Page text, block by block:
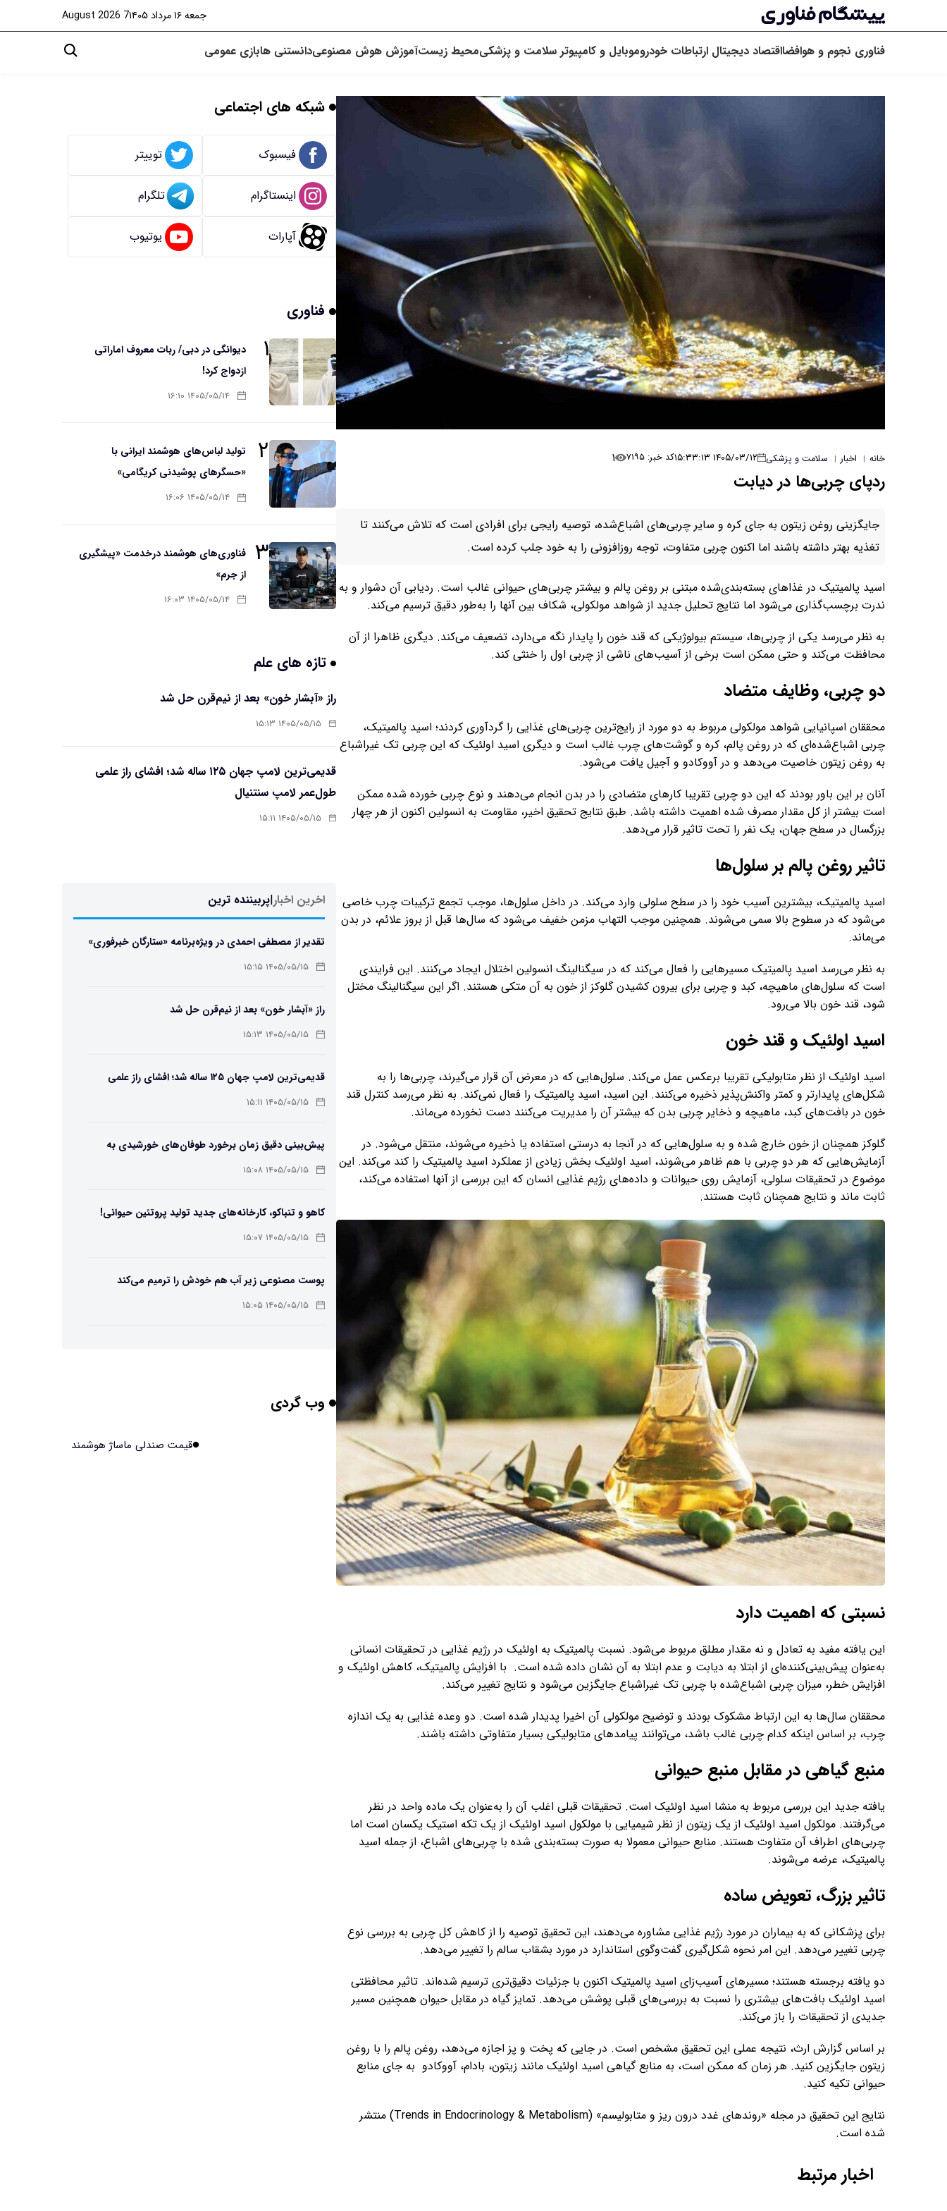
جمعه ۱۶ مرداد ۱۴۰۵ 7 August 2026
فناوری نجوم و هوافضااقتصاد دیجیتال ارتباطات خودروموبایل و کامپیوتر سلامت و پزشکیمحیط زیستآموزش هوش مصنوعیدانستنی هابازی عمومی
خانه | اخبار | سلامت و پزشکی ۱۴۰۵/۰۳/۱۲ ۱۵:۳۳:۱۳ کد خبر: ۷۱۹۵ ۱
ردپای چربی‌ها در دیابت
جایگزینی روغن زیتون به جای کره و سایر چربی‌های اشباع‌شده، توصیه رایجی برای افرادی است که تلاش می‌کنند تا
تغذیه بهتر داشته باشند اما اکنون چربی متفاوت، توجه روزافزونی را به خود جلب کرده است.
اسید پالمیتیک در غذاهای بسته‌بندی‌شده مبتنی بر روغن پالم و بیشتر چربی‌های حیوانی غالب است. ردیابی آن دشوار و به
ندرت برچسب‌گذاری می‌شود اما نتایج تحلیل جدید از شواهد مولکولی، شکاف بین آنها را به‌طور دقیق ترسیم می‌کند.
به نظر می‌رسد یکی از چربی‌ها، سیستم بیولوژیکی که قند خون را پایدار نگه می‌دارد، تضعیف می‌کند. دیگری ظاهرا از آن
محافظت می‌کند و حتی ممکن است برخی از آسیب‌های ناشی از چربی اول را خنثی کند.
دو چربی، وظایف متضاد
محققان اسپانیایی شواهد مولکولی مربوط به دو مورد از رایج‌ترین چربی‌های غذایی را گردآوری کردند؛ اسید پالمیتیک،
چربی اشباع‌شده‌ای که در روغن پالم، کره و گوشت‌های چرب غالب است و دیگری اسید اولئیک که این چربی تک غیراشباع
به روغن زیتون خاصیت می‌دهد و در آووکادو و آجیل یافت می‌شود.
آنان بر این باور بودند که این دو چربی تقریبا کارهای متضادی را در بدن انجام می‌دهند و نوع چربی خورده شده ممکن
است بیشتر از کل مقدار مصرف شده اهمیت داشته باشد. طبق نتایج تحقیق اخیر، مقاومت به انسولین اکنون از هر چهار
بزرگسال در سطح جهان، یک نفر را تحت تاثیر قرار می‌دهد.
تاثیر روغن پالم بر سلول‌ها
اسید پالمیتیک، بیشترین آسیب خود را در سطح سلولی وارد می‌کند. در داخل سلول‌ها، موجب تجمع ترکیبات چرب خاصی
می‌شود که در سطوح بالا سمی می‌شوند. همچنین موجب التهاب مزمن خفیف می‌شود که سال‌ها قبل از بروز علائم، در بدن
می‌ماند.
به نظر می‌رسد اسید پالمیتیک مسیرهایی را فعال می‌کند که در سیگنالینگ انسولین اختلال ایجاد می‌کنند. این فرایندی
است که سلول‌های ماهیچه، کبد و چربی برای بیرون کشیدن گلوکز از خون به آن متکی هستند. اگر این سیگنالینگ مختل
شود، قند خون بالا می‌رود.
اسید اولئیک و قند خون
اسید اولئیک از نظر متابولیکی تقریبا برعکس عمل می‌کند. سلول‌هایی که در معرض آن قرار می‌گیرند، چربی‌ها را به
شکل‌های پایدارتر و کمتر واکنش‌پذیر ذخیره می‌کنند. این اسید، اسید پالمیتیک را فعال نمی‌کند. به نظر می‌رسد کنترل قند
خون در بافت‌های کبد، ماهیچه و ذخایر چربی بدن که بیشتر آن را مدیریت می‌کنند دست نخورده می‌ماند.
گلوکز همچنان از خون خارج شده و به سلول‌هایی که در آنجا به درستی استفاده یا ذخیره می‌شوند، منتقل می‌شود. در
آزمایش‌هایی که هر دو چربی با هم ظاهر می‌شوند، اسید اولئیک بخش زیادی از عملکرد اسید پالمیتیک را کند می‌کند. این
موضوع در تحقیقات سلولی، آزمایش روی حیوانات و داده‌های رژیم غذایی انسان که این بررسی از آنها استفاده می‌کند،
ثابت ماند و نتایج همچنان ثابت هستند.
نسبتی که اهمیت دارد
این یافته مفید به تعادل و نه مقدار مطلق مربوط می‌شود. نسبت پالمیتیک به اولئیک در رژیم غذایی در تحقیقات انسانی
به‌عنوان پیش‌بینی‌کننده‌ای از ابتلا به دیابت و عدم ابتلا به آن نشان داده شده است. با افزایش پالمیتیک، کاهش اولئیک و
افزایش خطر، میزان چربی اشباع‌شده با چربی تک غیراشباع جایگزین می‌شود و نتایج تغییر می‌کند.
محققان سال‌ها به این ارتباط مشکوک بودند و توضیح مولکولی آن اخیرا پدیدار شده است. دو وعده غذایی به یک اندازه
چرب، بر اساس اینکه کدام چربی غالب باشد، می‌توانند پیامدهای متابولیکی بسیار متفاوتی داشته باشند.
منبع گیاهی در مقابل منبع حیوانی
یافته جدید این بررسی مربوط به منشا اسید اولئیک است. تحقیقات قبلی اغلب آن را به‌عنوان یک ماده واحد در نظر
می‌گرفتند. مولکول اسید اولئیک از یک زیتون از نظر شیمیایی با مولکول اسید اولئیک از یک تکه استیک یکسان است اما
چربی‌های اطراف آن متفاوت هستند. منابع حیوانی معمولا به صورت بسته‌بندی شده با چربی‌های اشباع، از جمله اسید
پالمیتیک، عرضه می‌شوند.
تاثیر بزرگ، تعویض ساده
برای پزشکانی که به بیماران در مورد رژیم غذایی مشاوره می‌دهند، این تحقیق توصیه را از کاهش کل چربی به بررسی نوع
چربی تغییر می‌دهد. این امر نحوه‌ شکل‌گیری گفت‌وگوی استاندارد در مورد بشقاب سالم را تغییر می‌دهد.
دو یافته برجسته هستند؛ مسیرهای آسیب‌زای اسید پالمیتیک اکنون با جزئیات دقیق‌تری ترسیم شده‌اند. تاثیر محافظتی
اسید اولئیک بافت‌های بیشتری را نسبت به بررسی‌های قبلی پوشش می‌دهد. تمایز گیاه در مقابل حیوان همچنین مسیر
جدیدی از تحقیقات را باز می‌کند.
بر اساس گزارش ارث، نتیجه‌ عملی این تحقیق مشخص است. در جایی که پخت و پز اجازه می‌دهد، روغن پالم را با روغن
زیتون جایگزین کنید. هر زمان که ممکن است، به منابع گیاهی اسید اولئیک مانند زیتون، بادام، آووکادو به جای منابع
حیوانی تکیه کنید.
نتایج این تحقیق در مجله «روندهای غدد درون ریز و متابولیسم» (Trends in Endocrinology & Metabolism) منتشر
شده است.
اخبار مرتبط
شبکه های اجتماعی
فیسبوک توییتر
اینستاگرام تلگرام
آپارات یوتیوب
فناوری
۱
دیوانگی در دبی/ ربات معروف اماراتی
ازدواج کرد!
۱۴۰۵/۰۵/۱۴ ۱۶:۱۰
۲
تولید لباس‌های هوشمند ایرانی با
«حسگرهای پوشیدنی کریگامی»
۱۴۰۵/۰۵/۱۴ ۱۶:۰۶
۳ فناوری‌های هوشمند درخدمت «پیشگیری
از جرم»
۱۴۰۵/۰۵/۱۴ ۱۶:۰۳
تازه های علم
راز «آبشار خون» بعد از نیم‌قرن حل شد
۱۴۰۵/۰۵/۱۵ ۱۵:۱۳
قدیمی‌ترین لامپ جهان ۱۲۵ ساله شد؛ افشای راز علمی
طول‌عمر لامپ سنتنیال
۱۴۰۵/۰۵/۱۵ ۱۵:۱۱
اخرین اخبار|پربیننده ترین
تقدیر از مصطفی احمدی در ویژه‌برنامه «ستارگان خبرفوری»
۱۴۰۵/۰۵/۱۵ ۱۵:۱۵
راز «آبشار خون» بعد از نیم‌قرن حل شد
۱۴۰۵/۰۵/۱۵ ۱۵:۱۳
قدیمی‌ترین لامپ جهان ۱۲۵ ساله شد؛ افشای راز علمی
طول‌عمر لامپ سنتنیال
۱۴۰۵/۰۵/۱۵ ۱۵:۱۱
پیش‌بینی دقیق زمان برخورد طوفان‌های خورشیدی به
زمین ممکن شد
۱۴۰۵/۰۵/۱۵ ۱۵:۰۸
کاهو و تنباکو، کارخانه‌های جدید تولید پروتئین حیوانی!
۱۴۰۵/۰۵/۱۵ ۱۵:۰۷
پوست مصنوعی زیر آب هم خودش را ترمیم می‌کند
۱۴۰۵/۰۵/۱۵ ۱۵:۰۵
برنج فضایی چین به مرحله برداشت رسید
وب گردی
قیمت صندلی ماساژ هوشمند